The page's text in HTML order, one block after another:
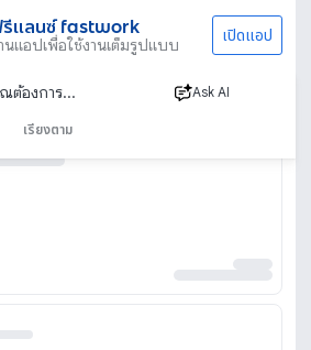
รีแลนซ์ fastwork
นแอปเพื่อใช้งานเต็มรูปแบบ เปิดแอป
Ask AI
เรียงตาม